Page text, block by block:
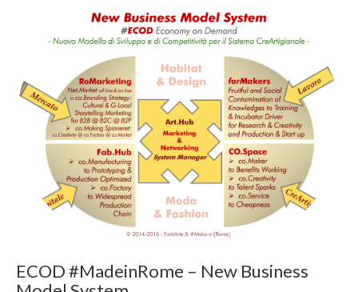
ECOD #MadeinRome – New Business